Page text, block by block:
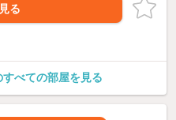
る
べての部屋を見る